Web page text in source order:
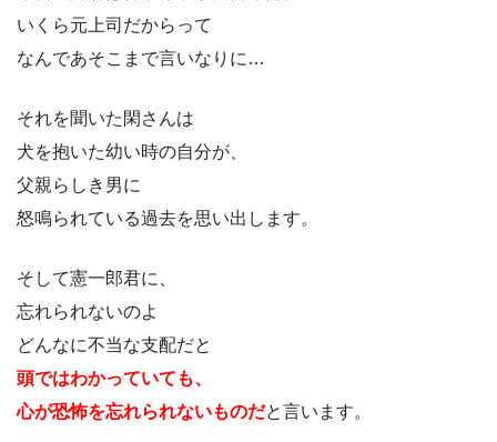
いくら元上司だからって
なんであそこまで言いなりに…
それを聞いた閑さんは
犬を抱いた幼い時の自分が、
父親らしき男に
怒鳴られている過去を思い出します。
そして憲一郎君に、
忘れられないのよ
どんなに不当な支配だと
頭ではわかっていても、
心が恐怖を忘れられないものだと言います。